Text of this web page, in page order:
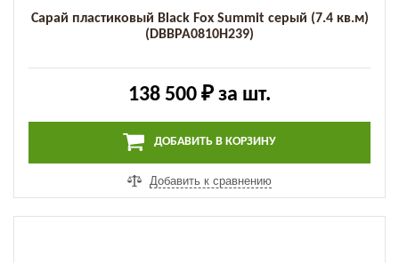
Сарай пластиковый Black Fox Summit серый (7.4 кв.м)
(DBBPA0810H239)
138 500 ₽ за шт.
ДОБАВИТЬ В КОРЗИНУ
Добавить к сравнению